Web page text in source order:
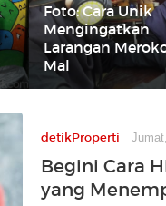
Foto: Cara Unik
Mengingatkan
Larangan
Mal
detikProperti
Begini Cara
yang